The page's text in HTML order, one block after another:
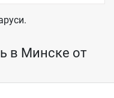
в Минске от